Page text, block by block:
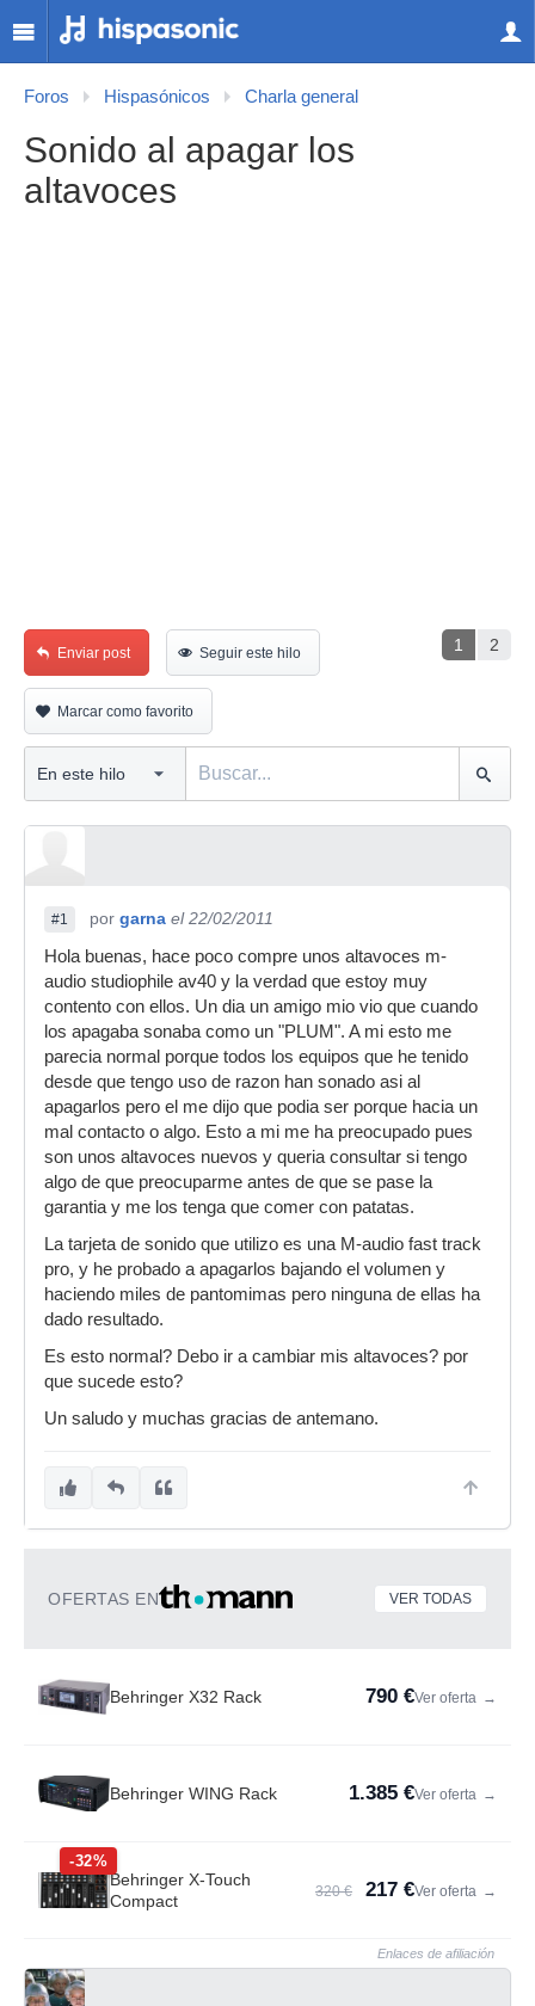
Foros Hispasónicos Charla general
Sonido al apagar los
altavoces
1 2
Enviar post Seguir este hilo
Marcar como favorito
#1 por garna el 22/02/2011
Hola buenas, hace poco compre unos altavoces m-
audio studiophile av40 y la verdad que estoy muy
contento con ellos. Un dia un amigo mio vio que cuando
los apagaba sonaba como un "PLUM". A mi esto me
parecia normal porque todos los equipos que he tenido
desde que tengo uso de razon han sonado asi al
apagarlos pero el me dijo que podia ser porque hacia un
mal contacto o algo. Esto a mi me ha preocupado pues
son unos altavoces nuevos y queria consultar si tengo
algo de que preocuparme antes de que se pase la
garantia y me los tenga que comer con patatas.
La tarjeta de sonido que utilizo es una M-audio fast track
pro, y he probado a apagarlos bajando el volumen y
haciendo miles de pantomimas pero ninguna de ellas ha
dado resultado.
Es esto normal? Debo ir a cambiar mis altavoces? por
que sucede esto?
Un saludo y muchas gracias de antemano.
OFERTAS EN VER TODAS
Behringer X32 Rack 790 €Ver oferta →
Behringer WING Rack 1.385 €Ver oferta →
-32%
Behringer X-Touch
Compact
320 € 217 €Ver oferta →
Enlaces de afiliación